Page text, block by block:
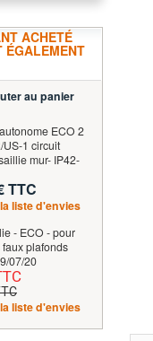
ACHETÉ
ÉGALEMENT
au panier
ECO 2
US-1 circuit
mur- IP42-
TTC
liste d'envies
- ECO - pour
plafonds
07/20
liste d'envies